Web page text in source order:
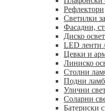
Рефлектори
Светилки
Фасадни,
Диско
LED ленти
Цевки и
Линиско
Столни
Подни
Улични
Соларни
Батериски